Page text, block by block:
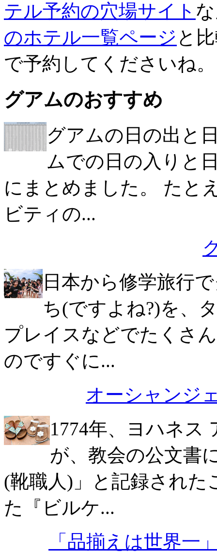
テル予約の穴場サイト
のホテル一覧ページ と
で予約してくださいね。
グアムのおすすめ
グアムの日の出と
ムでの日の入りと
にまとめました。 たと
ビティの...
日本から修学旅行
ち(ですよね?)を、
プレイスなどでたくさ
のですぐに...
オーシャンジ
1774年、ヨハネス
が、教会の公文書
(靴職人)」と記録され
た『ビルケ...
「品揃えは世界一